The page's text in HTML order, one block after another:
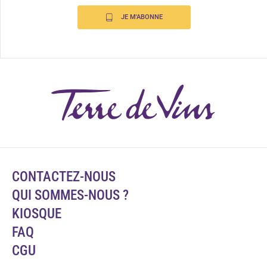
JE M'ABONNE
CONTACTEZ-NOUS
QUI SOMMES-NOUS ?
KIOSQUE
FAQ
CGU